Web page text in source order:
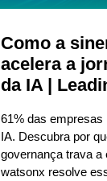
Como a
acelera a
da IA |
61% das
IA. Descubra por
governança trava a
watsonx resolve